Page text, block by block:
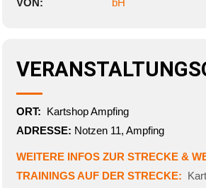
VON:
bH
ORT: Kartshop Ampfing
ADRESSE: Notzen 11, Ampfing
WEITERE INFOS ZUR STRECKE &
TRAININGS AUF DER STRECKE: